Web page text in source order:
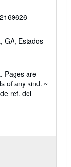
GA, Estados
Pages are
of any kind. ~
de ref. del